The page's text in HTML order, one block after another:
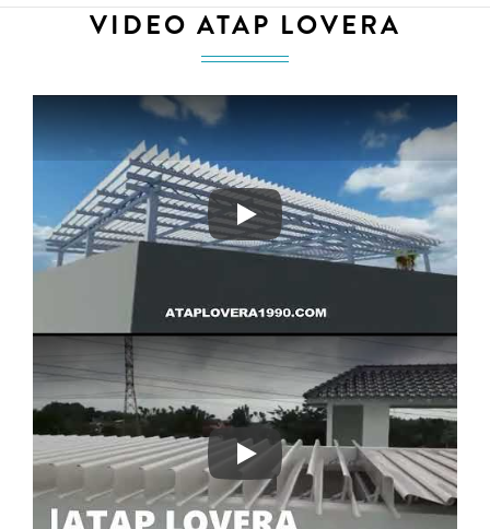
VIDEO ATAP LOVERA
Play
Play